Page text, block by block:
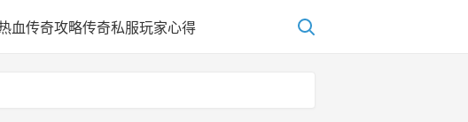
血传奇攻略传奇私服玩家心得